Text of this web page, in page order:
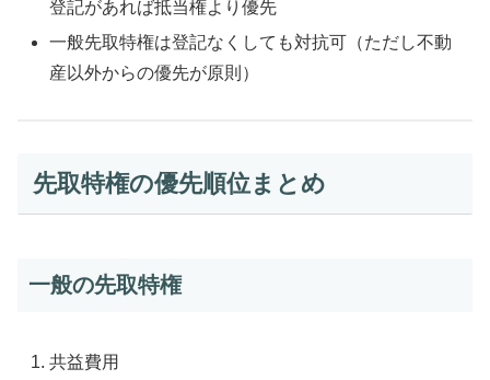
登記があれば抵当権より優先
一般先取特権は登記なくしても対抗可（ただし不動
産以外からの優先が原則）
先取特権の優先順位まとめ
一般の先取特権
共益費用